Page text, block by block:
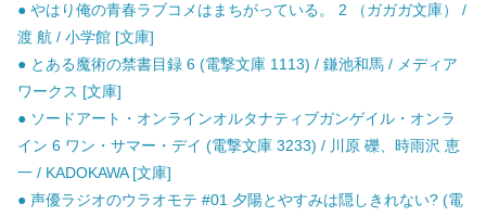
● やはり俺の青春ラブコメはまちがっている。 2 （ガガガ文庫） /
渡 航 / 小学館 [文庫]
● とある魔術の禁書目録 6 (電撃文庫 1113) / 鎌池和馬 / メディア
ワークス [文庫]
● ソードアート・オンラインオルタナティブガンゲイル・オンラ
イン 6 ワン・サマー・デイ (電撃文庫 3233) / 川原 礫、時雨沢 恵
一 / KADOKAWA [文庫]
● 声優ラジオのウラオモテ #01 夕陽とやすみは隠しきれない? (電